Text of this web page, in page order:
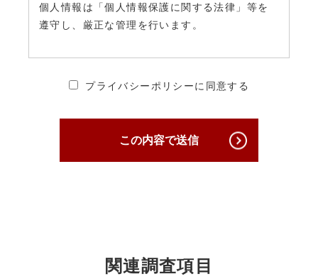
個人情報は「個人情報保護に関する法律」等を
遵守し、厳正な管理を行います。
の紛失、破壊、改ざん及び漏えいを防ぐため、
必要かつ適切な安全管理対策を講じ、厳正な管
ることはありません。
プライバシーポリシーに同意する
この内容で送信
関連調査項目